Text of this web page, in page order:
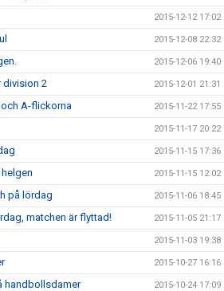
2015-12-12 17:02
2015-12-08 22:32
2015-12-06 19:40
division 2 2015-12-01 21:31
A-flickorna 2015-11-22 17:55
2015-11-17 20:22
2015-11-15 17:36
2015-11-15 12:02
på lördag 2015-11-06 18:45
matchen är flyttad! 2015-11-05 21:17
2015-11-03 19:38
2015-10-27 16:16
handbollsdamer 2015-10-24 17:09